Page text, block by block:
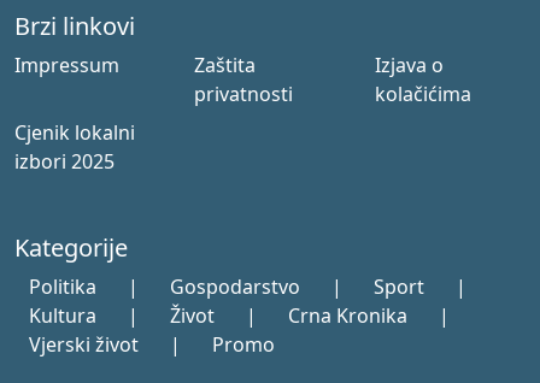
Brzi linkovi
Impressum
Zaštita
privatnosti
Izjava o
kolačićima
Cjenik lokalni
izbori 2025
Kategorije
Politika | Gospodarstvo | Sport
|
Kultura
| Život | Crna Kronika
|
Vjerski život
| Promo